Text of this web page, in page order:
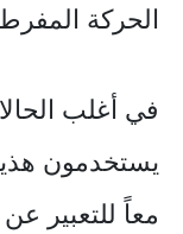
الحركة
في أغلب
يستخدمون
معاً للتعبير